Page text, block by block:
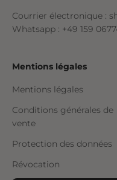
Courrier électronique :
Whatsapp : +49 159
Mentions légales
Mentions légales
Conditions générales de
vente
Protection des données
Révocation